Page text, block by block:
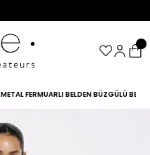
METAL FERMUARLI BELDEN BÜZGÜLÜ BEJ